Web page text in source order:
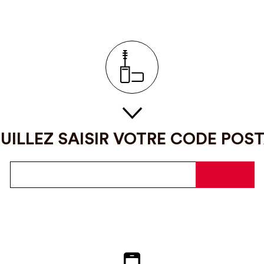
SAISIR VOTRE CODE